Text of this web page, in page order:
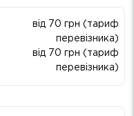
від 70 грн (тариф
перевізника)
від 70 грн (тариф
перевізника)